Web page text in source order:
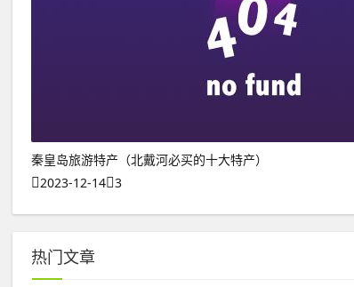
秦皇岛旅游特产（北戴河必买的十大特产）
2023-12-14 3
热门文章